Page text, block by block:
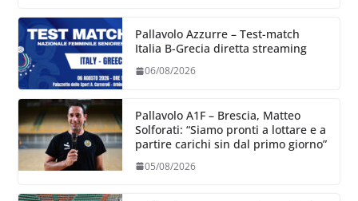
Pallavolo Azzurre – Test-match
Italia B-Grecia diretta streaming
06/08/2026
Pallavolo A1F – Brescia, Matteo
Solforati: “Siamo pronti a lottare e a
partire carichi sin dal primo giorno”
05/08/2026